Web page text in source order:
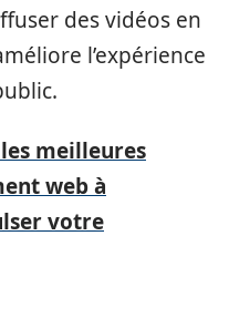
des vidéos en
l’expérience
meilleures
web à
votre